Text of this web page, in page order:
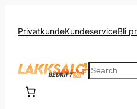
PrivatkundeKundeserviceBli
Search